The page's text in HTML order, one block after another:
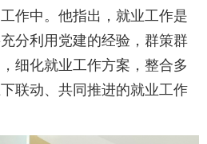
作中。他指出，就业工作是
分利用党建的经验，群策群
细化就业工作方案，整合多
联动、共同推进的就业工作